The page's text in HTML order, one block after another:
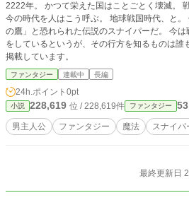
2222年。 かつて栄えた国はことごとく壊滅。
今の時代を人はこう呼ぶ。 地球戦国時代、と
の鷹」と恐れられた伝説のスナイパーだ。 今
をしているというが、その行方を知るものは誰
掲載しています。
ファンタジー 連載中 長編
24h.ポイント 0pt
小説 228,619 位 / 228,619件 ファンタジー
男主人公 ファンタジー 魔法 スナイパ
最終更新日